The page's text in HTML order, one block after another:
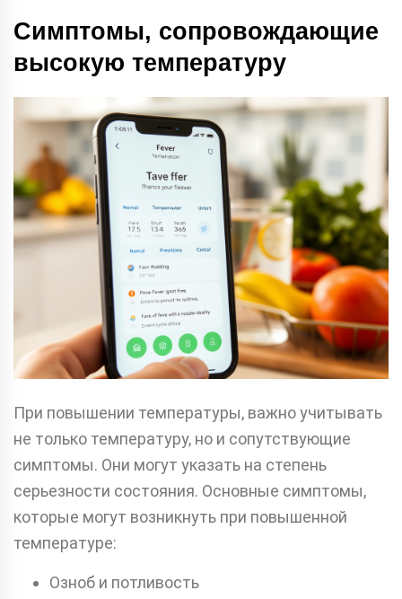
Симптомы, сопровождающие
высокую температуру
При повышении температуры, важно учитывать
не только температуру, но и сопутствующие
симптомы. Они могут указать на степень
серьезности состояния. Основные симптомы,
которые могут возникнуть при повышенной
температуре:
Озноб и потливость